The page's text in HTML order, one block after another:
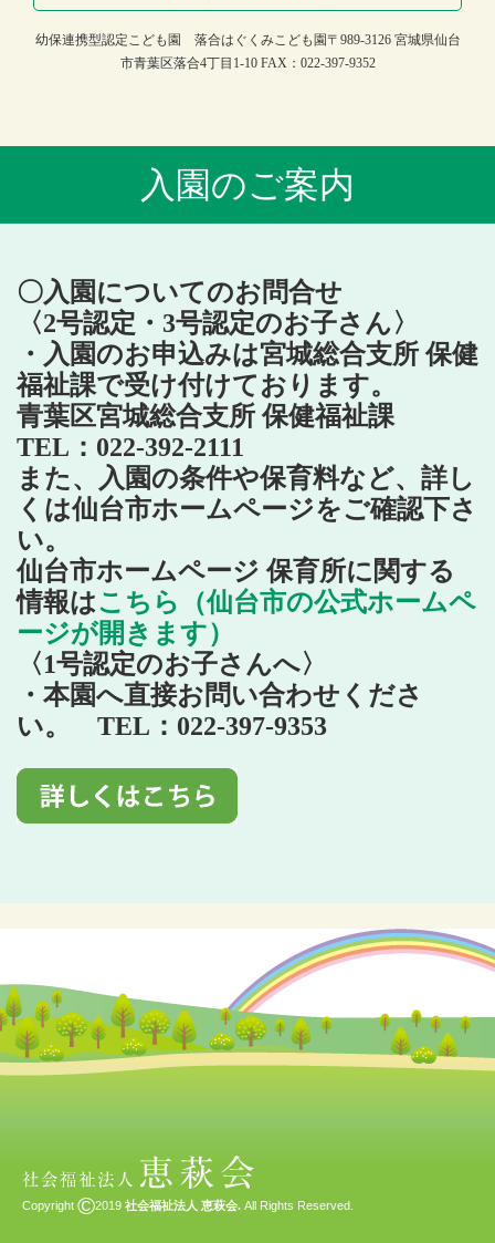
幼保連携型認定こども園 落合はぐくみこども園〒989-3126 宮城県仙台
市青葉区落合4丁目1-10 FAX：022-397-9352
入園のご案内
〇入園についてのお問合せ
〈2号認定・3号認定のお子さん〉
・入園のお申込みは宮城総合支所 保健
福祉課で受け付けております。
青葉区宮城総合支所 保健福祉課
TEL：022-392-2111
また、入園の条件や保育料など、詳し
くは仙台市ホームページをご確認下さ
い。
仙台市ホームページ 保育所に関する
情報はこちら（仙台市の公式ホームペ
ージが開きます）
〈1号認定のお子さんへ〉
・本園へ直接お問い合わせくださ
い。 TEL：022-397-9353
Copyright ©2019 社会福祉法人 恵萩会. All Rights Reserved.